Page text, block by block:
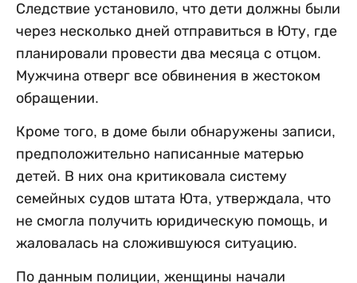
Следствие установило, что дети должны были
через несколько дней отправиться в Юту, где
планировали провести два месяца с отцом.
Мужчина отверг все обвинения в жестоком
обращении.
Кроме того, в доме были обнаружены записи,
предположительно написанные матерью
детей. В них она критиковала систему
семейных судов штата Юта, утверждала, что
не смогла получить юридическую помощь, и
жаловалась на сложившуюся ситуацию.
По данным полиции, женщины начали